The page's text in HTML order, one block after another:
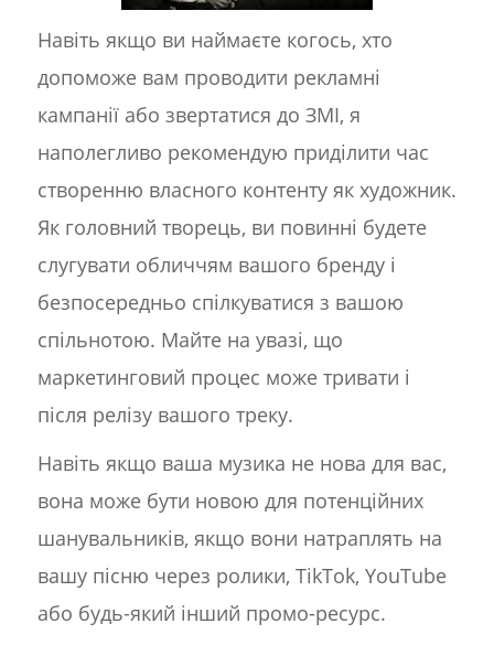
Навіть якщо ви наймаєте когось, хто
допоможе вам проводити рекламні
кампанії або звертатися до ЗМІ, я
наполегливо рекомендую приділити час
створенню власного контенту як художник.
Як головний творець, ви повинні будете
слугувати обличчям вашого бренду і
безпосередньо спілкуватися з вашою
спільнотою. Майте на увазі, що
маркетинговий процес може тривати і
після релізу вашого треку.
Навіть якщо ваша музика не нова для вас,
вона може бути новою для потенційних
шанувальників, якщо вони натраплять на
вашу пісню через ролики, TikTok, YouTube
або будь-який інший промо-ресурс.